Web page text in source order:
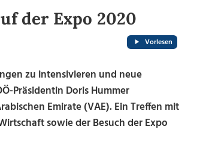
der Expo 2020
Vorlesen
zu intensivieren und neue
Präsidentin Doris Hummer
Emirate (VAE). Ein Treffen mit
sowie der Besuch der Expo